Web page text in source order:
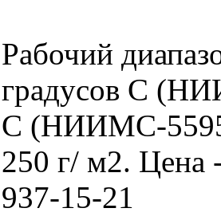
Рабочий
градусов С
С (НИИМС-
250 г/ м2. Цена
937-15-21